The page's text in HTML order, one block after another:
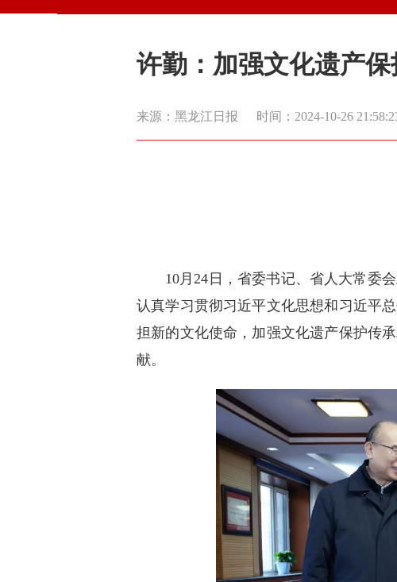
许勤：加强文化遗产
来源：黑龙江日报 时间：2024-10-26
10月24日，省委书记、省人大常委
认真学习贯彻习近平文化思想和习近平
担新的文化使命，加强文化遗产保护传
献。